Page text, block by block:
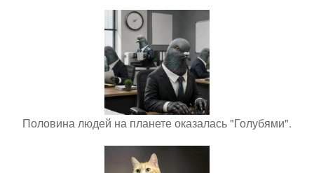
Половина людей на планете оказалась "Голубями".